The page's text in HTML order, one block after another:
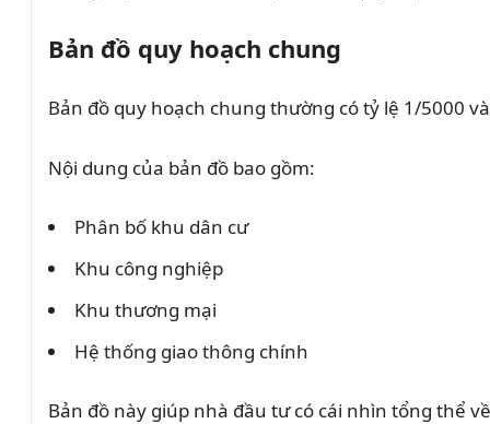
Bản đồ quy hoạch chung
Bản đồ quy hoạch chung thường có tỷ lệ 1/5000
Nội dung của bản đồ bao gồm:
Phân bố khu dân cư
Khu công nghiệp
Khu thương mại
Hệ thống giao thông chính
Bản đồ này giúp nhà đầu tư có cái nhìn tổng thể